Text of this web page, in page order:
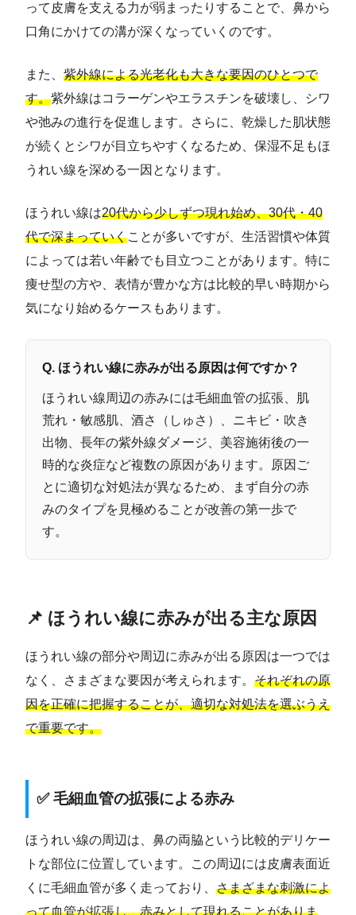
って皮膚を支える力が弱まったりすることで、鼻から
口角にかけての溝が深くなっていくのです。
また、 紫外線による光老化も大きな要因のひとつで
す。紫外線はコラーゲンやエラスチンを破壊し、シワ
や弛みの進行を促進します。さらに、乾燥した肌状態
が続くとシワが目立ちやすくなるため、保湿不足もほ
うれい線を深める一因となります。
ほうれい線は20代から少しずつ現れ始め、30代・40
代で深まっていくことが多いですが、生活習慣や体質
によっては若い年齢でも目立つことがあります。特に
痩せ型の方や、表情が豊かな方は比較的早い時期から
気になり始めるケースもあります。
Q. ほうれい線に赤みが出る原因は何ですか？
ほうれい線周辺の赤みには毛細血管の拡張、肌
荒れ・敏感肌、酒さ（しゅさ）、ニキビ・吹き
出物、長年の紫外線ダメージ、美容施術後の一
時的な炎症など複数の原因があります。原因ご
とに適切な対処法が異なるため、まず自分の赤
みのタイプを見極めることが改善の第一歩で
す。
📌 ほうれい線に赤みが出る主な原因
ほうれい線の部分や周辺に赤みが出る原因は一つでは
なく、さまざまな要因が考えられます。 それぞれの原
因を正確に把握することが、適切な対処法を選ぶうえ
で重要です。
✅ 毛細血管の拡張による赤み
ほうれい線の周辺は、鼻の両脇という比較的デリケー
トな部位に位置しています。この周辺には皮膚表面近
くに毛細血管が多く走っており、 さまざまな刺激によ
って血管が拡張し、赤みとして現れることがありま